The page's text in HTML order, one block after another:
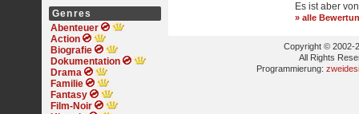
Genres
Abenteuer
Action
Biografie
Dokumentation
Drama
Familie
Fantasy
Film-Noir
Es ist aber
» alle
Copyright © 2002-
All Rights
Programmierung: